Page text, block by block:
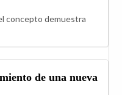
concepto demuestra
de una nueva